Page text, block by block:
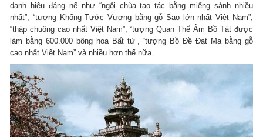
danh hiệu đáng nể như “ngôi chùa tạo tác bằng miếng sành nhiều
nhất”, “tượng Khổng Tước Vương bằng gỗ Sao lớn nhất Việt Nam”,
“tháp chuông cao nhất Việt Nam”, “tượng Quan Thế Âm Bồ Tát được
làm bằng 600.000 bông hoa Bất tử”, “tượng Bồ Đề Đạt Ma bằng gỗ
cao nhất Việt Nam” và nhiều hơn thế nữa.